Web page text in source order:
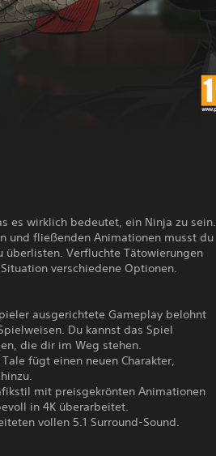
es wirklich bedeutet, ein Ninja zu sein.
und fließenden Animationen musst du
überlisten. Verfluchte Tätowierungen
verschiedene Optionen.
ausgerichtete Gameplay belohnt
Du kannst das Spiel
die dir im Weg stehen.
fügt einen neuen Charakter,
mit preisgekrönten Animationen
in 4K überarbeitet.
vollen 5.1 Surround-Sound.